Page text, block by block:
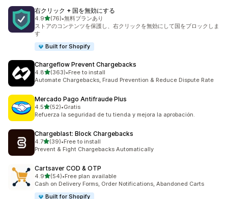
右クリック + 国を無効にする
4.95つ星中
(76)
合計レビュー数：76件
•無料プランあり
ストアのコンテンツを保護し、右クリックを無効にして国をブロックしま
す
Built for Shopify
Chargeflow Prevent Chargebacks
4.85つ星中
(363)
合計レビュー数：363件
•Free to install
Automate Chargebacks, Fraud Prevention & Reduce Dispute Rate
Mercado Pago Antifraude Plus
4.55つ星中
(52)
合計レビュー数：52件
•Gratis
Refuerza la seguridad de tu tienda y mejora la aprobación.
Chargeblast: Block Chargebacks
4.75つ星中
(39)
合計レビュー数：39件
•Free to install
Prevent & Fight Chargebacks Automatically
Cartsaver COD & OTP
4.95つ星中
(54)
合計レビュー数：54件
•Free plan available
Cash on Delivery Forms, Order Notifications, Abandoned Carts
Built for Shopify